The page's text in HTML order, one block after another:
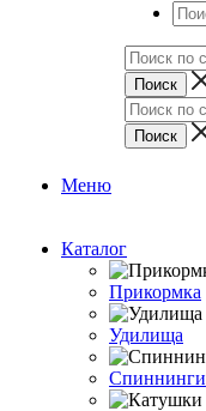
Меню
Каталог
Прикормка
Удилища
Спиннинги